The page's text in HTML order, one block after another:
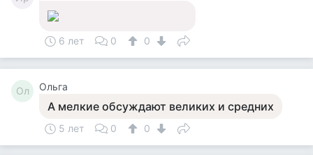
6 лет 0 0
Ол Ольга
А мелкие обсуждают великих и средних
5 лет 0 0